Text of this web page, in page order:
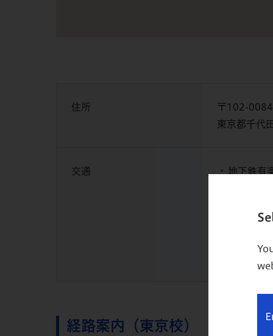
住所
〒102-0084
東京都千代
交通 地下鉄有
JR・地
JR・都
経路案内（東京校）